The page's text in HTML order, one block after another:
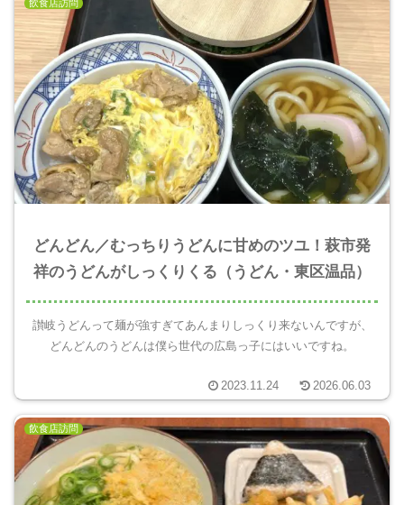
飲食店訪問
どんどん／むっちりうどんに甘めのツユ！萩市発
祥のうどんがしっくりくる（うどん・東区温品）
讃岐うどんって麺が強すぎてあんまりしっくり来ないんですが、
どんどんのうどんは僕ら世代の広島っ子にはいいですね。
2023.11.24 2026.06.03
飲食店訪問